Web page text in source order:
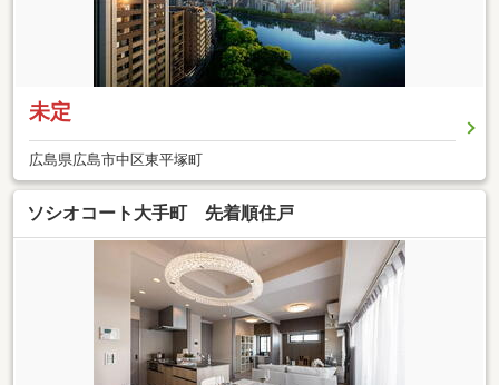
未定
広島県広島市中区東平塚町
ソシオコート大手町 先着順住戸